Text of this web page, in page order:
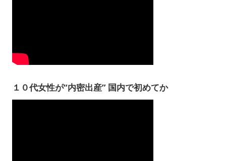
１０代女性が“内密出産” 国内で初めてか